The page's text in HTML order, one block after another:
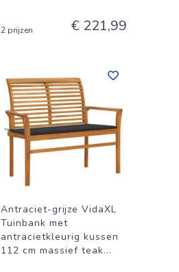
2 prijzen € 221,99
Antraciet-grijze VidaXL
Tuinbank met
antracietkleurig kussen
112 cm massief teak...